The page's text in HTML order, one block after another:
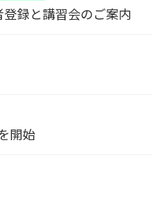
録と講習会のご案内
開始